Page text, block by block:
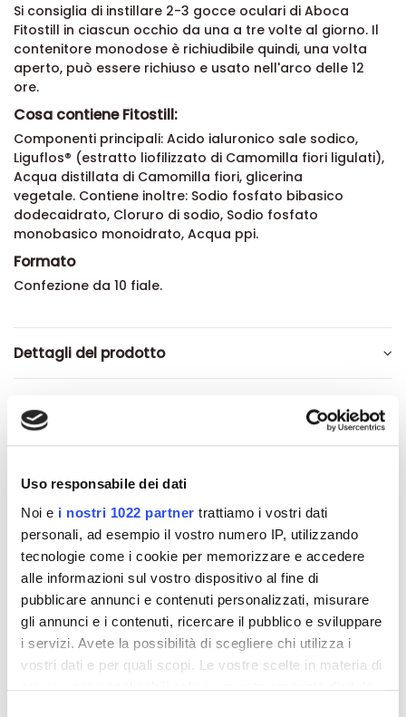
Uso responsabile dei dati
Noi e i nostri 1022 partner trattiamo i vostri dati
personali, ad esempio il vostro numero IP, utilizzando
tecnologie come i cookie per memorizzare e accedere
alle informazioni sul vostro dispositivo al fine di
pubblicare annunci e contenuti personalizzati, misurare
gli annunci e i contenuti, ricercare il pubblico e sviluppare
i servizi. Avete la possibilità di scegliere chi utilizza i
vostri dati e per quali scopi. Le vostre scelte in materia di
Si consiglia di instillare 2-3 gocce oculari di Aboca
Fitostill in ciascun occhio da una a tre volte al giorno. Il
contenitore monodose è richiudibile quindi, una volta
aperto, può essere richiuso e usato nell'arco delle 12
ore.
Cosa contiene Fitostill:
Componenti principali: Acido ialuronico sale sodico,
Liguflos® (estratto liofilizzato di Camomilla fiori ligulati),
Acqua distillata di Camomilla fiori, glicerina
vegetale. Contiene inoltre: Sodio fosfato bibasico
dodecaidrato, Cloruro di sodio, Sodio fosfato
monobasico monoidrato, Acqua ppi.
Formato
Confezione da 10 fiale.
Dettagli del prodotto
Altri prodotti che potrebbero
interessarti